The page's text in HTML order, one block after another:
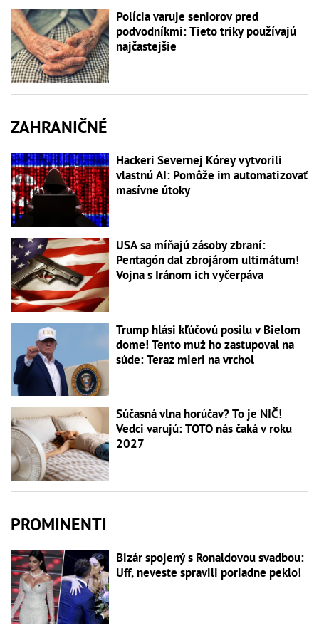
Polícia varuje seniorov pred
podvodníkmi: Tieto triky používajú
najčastejšie
ZAHRANIČNÉ
Hackeri Severnej Kórey vytvorili
vlastnú AI: Pomôže im automatizovať
masívne útoky
USA sa míňajú zásoby zbraní:
Pentagón dal zbrojárom ultimátum!
Vojna s Iránom ich vyčerpáva
Trump hlási kľúčovú posilu v Bielom
dome! Tento muž ho zastupoval na
súde: Teraz mieri na vrchol
Súčasná vlna horúčav? To je NIČ!
Vedci varujú: TOTO nás čaká v roku
2027
PROMINENTI
Bizár spojený s Ronaldovou svadbou:
Uff, neveste spravili poriadne peklo!